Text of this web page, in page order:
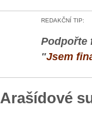
REDAKČNÍ TIP:
Podpořte
"Jsem
Arašídové